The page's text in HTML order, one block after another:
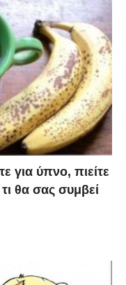
για ύπνο, πιείτε
θα σας συμβεί